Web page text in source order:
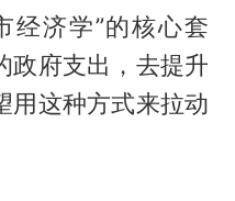
经济学”的核心套
政府支出，去提升
用这种方式来拉动